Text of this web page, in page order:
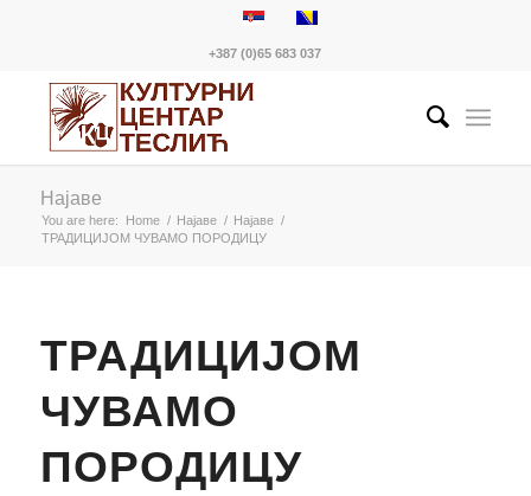
+387 (0)65 683 037
Најаве
You are here: Home / Најаве / Најаве /
ТРАДИЦИЈОМ ЧУВАМО ПОРОДИЦУ
ТРАДИЦИЈОМ
ЧУВАМО
ПОРОДИЦУ